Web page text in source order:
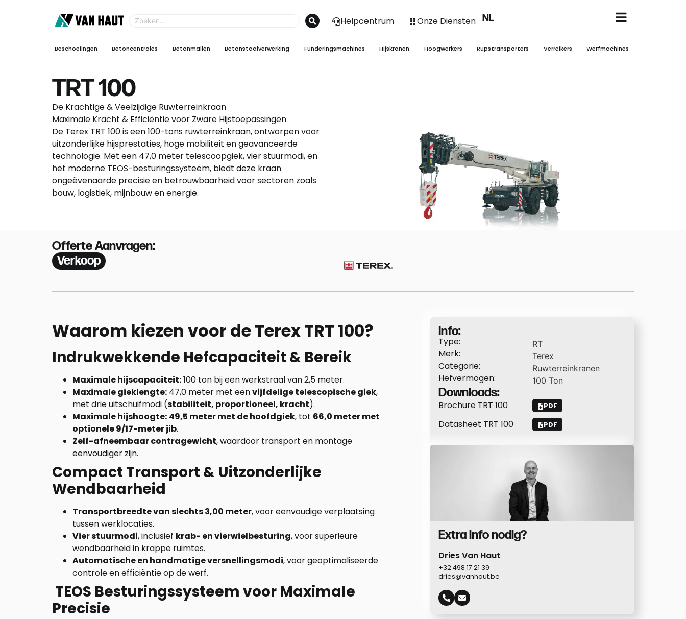
Helpcentrum Onze Diensten NL
FR
Beschoeiingen Betoncentrales Betonmallen Betonstaalverwerking Funderingsmachines Hijskranen Hoogwerkers Rupstransporters Verreikers Werfmachines
TRT 100
De Krachtige & Veelzijdige Ruwterreinkraan
Maximale Kracht & Efficiëntie voor Zware Hijstoepassingen
De Terex TRT 100 is een 100-tons ruwterreinkraan, ontworpen voor
uitzonderlijke hijsprestaties, hoge mobiliteit en geavanceerde
technologie. Met een 47,0 meter telescoopgiek, vier stuurmodi, en
het moderne TEOS-besturingssysteem, biedt deze kraan
ongeëvenaarde precisie en betrouwbaarheid voor sectoren zoals
bouw, logistiek, mijnbouw en energie.
Offerte Aanvragen:
Verkoop
Waarom kiezen voor de Terex TRT 100?
Indrukwekkende Hefcapaciteit & Bereik
Maximale hijscapaciteit:100 ton bij een werkstraal van 2,5 meter.
Maximale gieklengte: 47,0 meter met eenvijfdelige telescopische giek,
met drie uitschuifmodi (stabiliteit, proportioneel, kracht).
Maximale hijshoogte: 49,5 meter met de hoofdgiek, tot 66,0 meter met
optionele 9/17-meter jib.
Zelf-afneembaar contragewicht, waardoor transport en montage
eenvoudiger zijn.
Compact Transport & Uitzonderlijke
Wendbaarheid
Transportbreedte van slechts 3,00 meter, voor eenvoudige verplaatsing
tussen werklocaties.
Vier stuurmodi, inclusief krab- en vierwielbesturing, voor superieure
wendbaarheid in krappe ruimtes.
Automatische en handmatige versnellingsmodi, voor geoptimaliseerde
controle en efficiëntie op de werf.
TEOS Besturingssysteem voor Maximale
Precisie
Info:
Type: RT
Merk: Terex
Categorie: Ruwterreinkranen
Hefvermogen: 100 Ton
Downloads:
Brochure TRT 100 PDF
Datasheet TRT 100 PDF
Extra info nodig?
Dries Van Haut
+32 498 17 21 39
dries@vanhaut.be